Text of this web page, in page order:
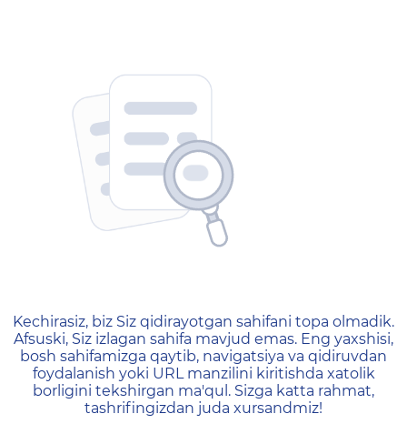
404 — Страница не
Kechirasiz, biz Siz qidirayotgan sahifani topa olmadik.
Afsuski, Siz izlagan sahifa mavjud emas. Eng yaxshisi,
bosh sahifamizga qaytib, navigatsiya va qidiruvdan
foydalanish yoki URL manzilini kiritishda xatolik
borligini tekshirgan ma'qul. Sizga katta rahmat,
tashrifingizdan juda xursandmiz!